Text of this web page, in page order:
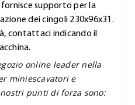
fornisce supporto per la
dei cingoli 230x96x31.
contattaci indicando il
online leader nella
miniescavatori e
punti di forza sono: